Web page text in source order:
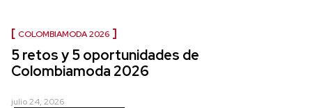
COLOMBIAMODA 2026
5 retos y 5 oportunidades de
Colombiamoda 2026
julio 24, 2026